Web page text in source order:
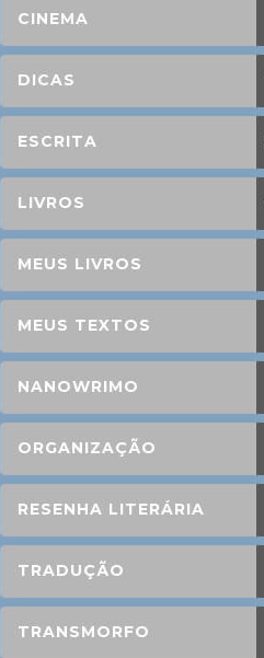
CINEMA
DICAS
ESCRITA
LIVROS
MEUS LIVROS
MEUS TEXTOS
NANOWRIMO
ORGANIZAÇÃO
RESENHA LITERÁRIA
TRADUÇÃO
TRANSMORFO